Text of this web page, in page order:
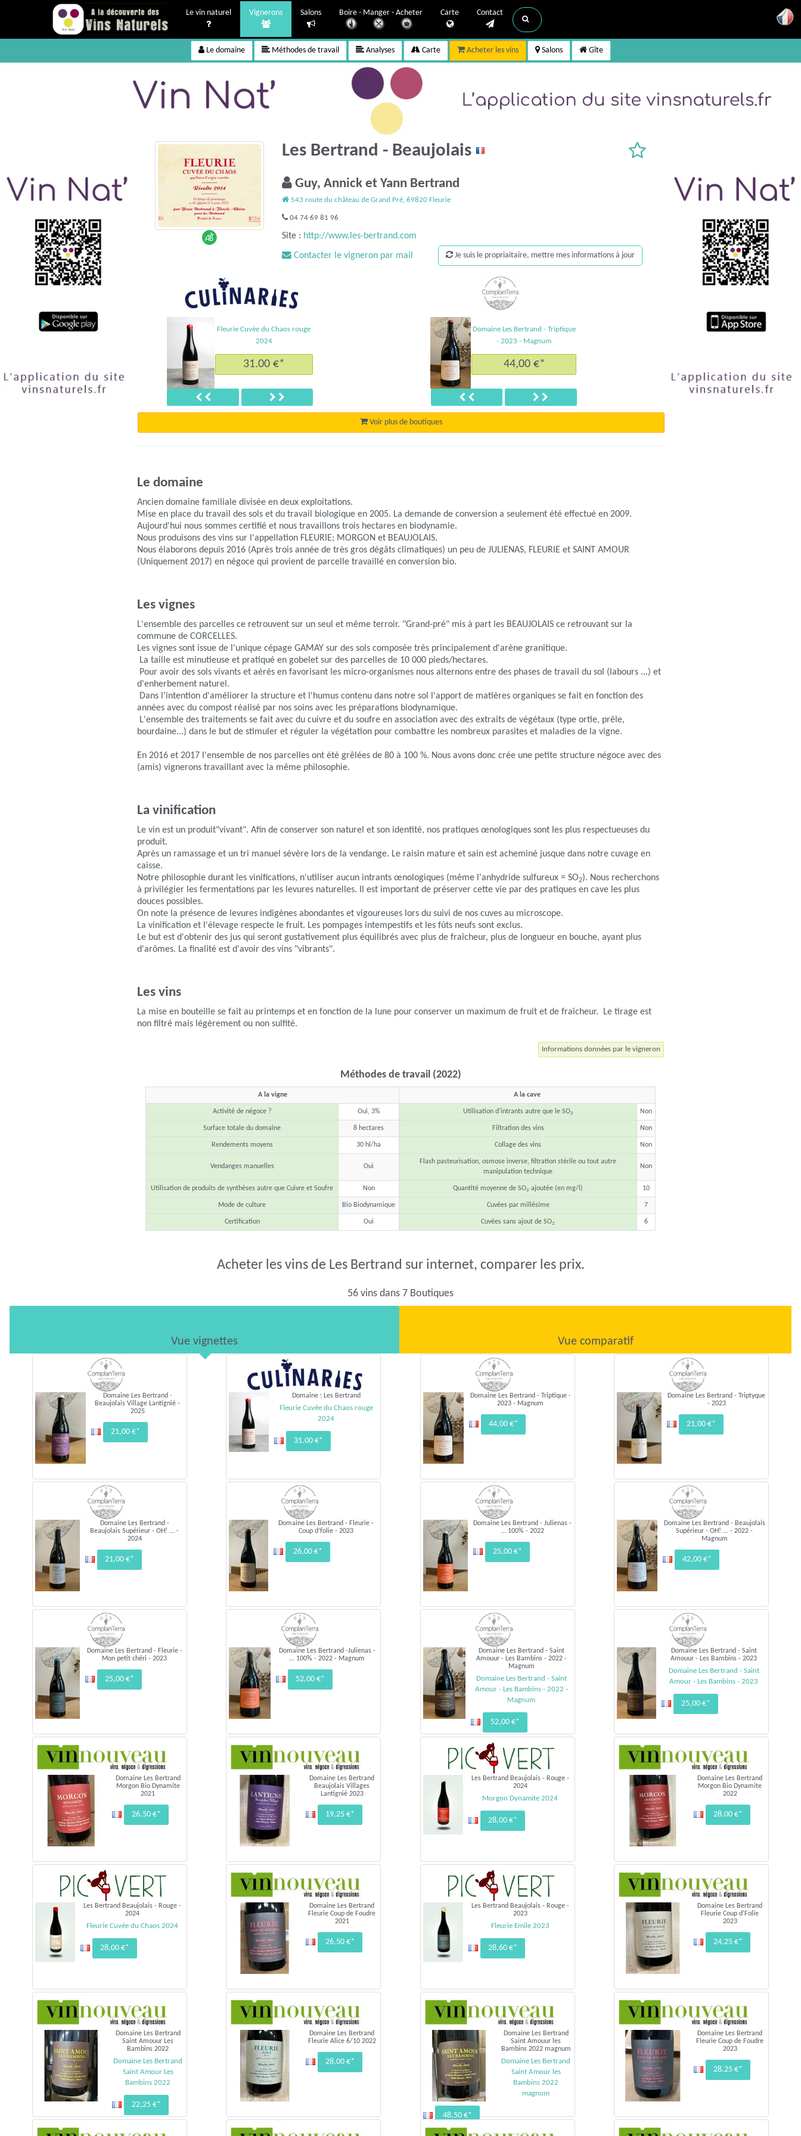
Le vin naturel Vignerons Salons Boire - Manger - Acheter Carte Contact
Le domaine Méthodes de travail Analyses Carte Acheter les vins Salons Gîte
Les Bertrand - Beaujolais
Guy, Annick et Yann Bertrand
543 route du château de Grand Pré, 69820 Fleurie
04 74 69 81 96
Site : http://www.les-bertrand.com
Contacter le vigneron par mail Je suis le propriaitaire, mettre mes informations à jour
Fleurie Cuvée du Chaos rouge
2024
31.00 €*
Précédent
Domaine Les Bertrand - Triptique
- 2023 - Magnum
44,00 €*
Précédent
Voir plus de boutiques
Le domaine
Ancien domaine familiale divisée en deux exploitations.
Mise en place du travail des sols et du travail biologique en 2005. La demande de conversion a seulement été effectué en 2009.
Aujourd'hui nous sommes certifié et nous travaillons trois hectares en biodynamie.
Nous produisons des vins sur l'appellation FLEURIE; MORGON et BEAUJOLAIS.
Nous élaborons depuis 2016 (Après trois année de très gros dégâts climatiques) un peu de JULIENAS, FLEURIE et SAINT AMOUR
(Uniquement 2017) en négoce qui provient de parcelle travaillé en conversion bio.
Les vignes
L'ensemble des parcelles ce retrouvent sur un seul et même terroir. "Grand-pré" mis à part les BEAUJOLAIS ce retrouvant sur la
commune de CORCELLES.
Les vignes sont issue de l'unique cépage GAMAY sur des sols composée très principalement d'arène granitique.
La taille est minutieuse et pratiqué en gobelet sur des parcelles de 10 000 pieds/hectares.
Pour avoir des sols vivants et aérés en favorisant les micro-organismes nous alternons entre des phases de travail du sol (labours ...) et
d'enherbement naturel.
Dans l'intention d'améliorer la structure et l'humus contenu dans notre sol l'apport de matières organiques se fait en fonction des
années avec du compost réalisé par nos soins avec les préparations biodynamique.
L'ensemble des traitements se fait avec du cuivre et du soufre en association avec des extraits de végétaux (type ortie, prêle,
bourdaine...) dans le but de stimuler et réguler la végétation pour combattre les nombreux parasites et maladies de la vigne.
En 2016 et 2017 l'ensemble de nos parcelles ont été grêlées de 80 à 100 %. Nous avons donc crée une petite structure négoce avec des
(amis) vignerons travaillant avec la même philosophie.
La vinification
Le vin est un produit"vivant". Afin de conserver son naturel et son identité, nos pratiques œnologiques sont les plus respectueuses du
produit.
Après un ramassage et un tri manuel sévère lors de la vendange. Le raisin mature et sain est acheminé jusque dans notre cuvage en
caisse.
Notre philosophie durant les vinifications, n'utiliser aucun intrants œnologiques (même l'anhydride sulfureux = SO2). Nous recherchons
à privilégier les fermentations par les levures naturelles. Il est important de préserver cette vie par des pratiques en cave les plus
douces possibles.
On note la présence de levures indigènes abondantes et vigoureuses lors du suivi de nos cuves au microscope.
La vinification et l'élevage respecte le fruit. Les pompages intempestifs et les fûts neufs sont exclus.
Le but est d'obtenir des jus qui seront gustativement plus équilibrés avec plus de fraîcheur, plus de longueur en bouche, ayant plus
d'arômes. La finalité est d'avoir des vins "vibrants".
Les vins
La mise en bouteille se fait au printemps et en fonction de la lune pour conserver un maximum de fruit et de fraîcheur. Le tirage est
non filtré mais légèrement ou non sulfité.
Informations données par le vigneron
Méthodes de travail (2022)
A la vigne A la cave
Activité de négoce ? Oui, 3% Utilisation d'intrants autre que le SO2 Non
Surface totale du domaine 8 hectares Filtration des vins Non
Rendements moyens 30 hl/ha Collage des vins Non
Vendanges manuelles Oui
Flash pasteurisation, osmose inverse, filtration stérile ou tout autre
manipulation technique
Non
Utilisation de produits de synthèses autre que Cuivre et Soufre Non Quantité moyenne de SO2 ajoutée (en mg/l) 10
Mode de culture Bio Biodynamique Cuvées par millésime 7
Certification Oui Cuvées sans ajout de SO2 6
Acheter les vins de Les Bertrand sur internet, comparer les prix.
56 vins dans 7 Boutiques
Vue vignettes Vue comparatif
Domaine Les Bertrand -
Beaujolais Village Lantignié -
2025
21,00 €*
Domaine : Les Bertrand
Fleurie Cuvée du Chaos rouge
2024
31.00 €*
Domaine Les Bertrand - Triptique -
2023 - Magnum
44,00 €*
Domaine Les Bertrand - Triptyque
- 2023
21,00 €*
Domaine Les Bertrand -
Beaujolais Supérieur - OH! ... -
2024
21,00 €*
Domaine Les Bertrand - Fleurie -
Coup d’folie - 2023
26,00 €*
Domaine Les Bertrand - Julienas -
... 100% - 2022
25,00 €*
Domaine Les Bertrand - Beaujolais
Supérieur - OH! ... - 2022 -
Magnum
42,00 €*
Domaine Les Bertrand - Fleurie -
Mon petit chéri - 2023
25,00 €*
Domaine Les Bertrand -Julienas -
... 100% - 2022 - Magnum
52,00 €*
Domaine Les Bertrand - Saint
Amouur - Les Bambins - 2022 -
Magnum
Domaine Les Bertrand - Saint
Amour - Les Bambins - 2022 -
Magnum
52,00 €*
Domaine Les Bertrand - Saint
Amouur - Les Bambins - 2023
Domaine Les Bertrand - Saint
Amour - Les Bambins - 2023
25,00 €*
Domaine Les Bertrand
Morgon Bio Dynamite
2021
26,50 €*
Domaine Les Bertrand
Beaujolais Villages
Lantignié 2023
19,25 €*
Les Bertrand Beaujolais - Rouge -
2024
Morgon Dynamite 2024
28,00 €*
Domaine Les Bertrand
Morgon Bio Dynamite
2022
28,00 €*
Les Bertrand Beaujolais - Rouge -
2024
Fleurie Cuvée du Chaos 2024
28,00 €*
Domaine Les Bertrand
Fleurie Coup de Foudre
2021
26,50 €*
Les Bertrand Beaujolais - Rouge -
2023
Fleurie Emile 2023
28,60 €*
Domaine Les Bertrand
Fleurie Coup d'Folie
2023
24,25 €*
Domaine Les Bertrand
Saint Amouur Les
Bambins 2022
Domaine Les Bertrand
Saint Amour Les
Bambins 2022
22,25 €*
Domaine Les Bertrand
Fleurie Alice 6/10 2022
28,00 €*
Domaine Les Bertrand
Saint Amouur les
Bambins 2022 magnum
Domaine Les Bertrand
Saint Amour les
Bambins 2022
magnum
48,50 €*
Domaine Les Bertrand
Fleurie Coup de Foudre
2023
28,25 €*